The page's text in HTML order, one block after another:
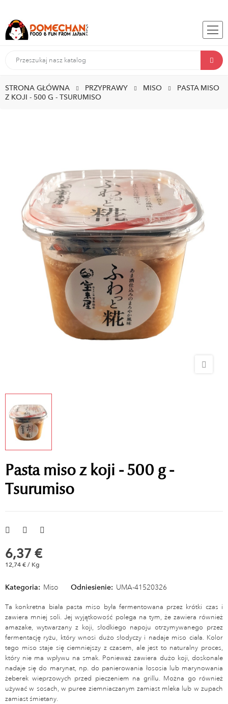
STRONA GŁÓWNA PRZYPRAWY MISO
PASTA MISO
Z KOJI - 500 G - TSURUMISO
Pasta miso z koji - 500 g -
Tsurumiso
6,37 €
12,74 € / Kg
Kategoria: Miso Odniesienie: UMA-41520326
Ta konkretna biała pasta miso była fermentowana przez krótki czas i
zawiera mniej soli. Jej wyjątkowość polega na tym, że zawiera również
amazake, wytwarzany z koji, słodkiego napoju otrzymywanego przez
fermentację ryżu, który wnosi dużo słodyczy i nadaje miso ciała. Kolor
tego miso staje się ciemniejszy z czasem, ale jest to naturalny proces,
który nie ma wpływu na smak. Ponieważ zawiera dużo koji, doskonale
nadaje się do marynat, np. do panierowania łososia lub marynowania
żeberek wieprzowych przed pieczeniem na grillu. Można go również
używać w sosach, w puree ziemniaczanym zamiast mleka lub w zupach
zamiast śmietany.